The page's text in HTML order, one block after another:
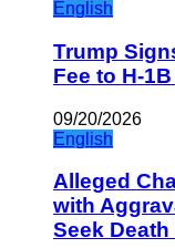
English
Trump
Fee to H-
09/20/2026
English
Alleged
with
Seek